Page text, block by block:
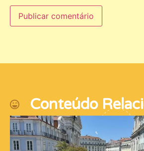
Conteúdo